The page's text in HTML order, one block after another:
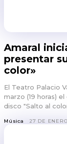
Amaral
presentar
color»
El Teatro Palacio
marzo (19 horas)
disco "Salto al
Música 27 DE